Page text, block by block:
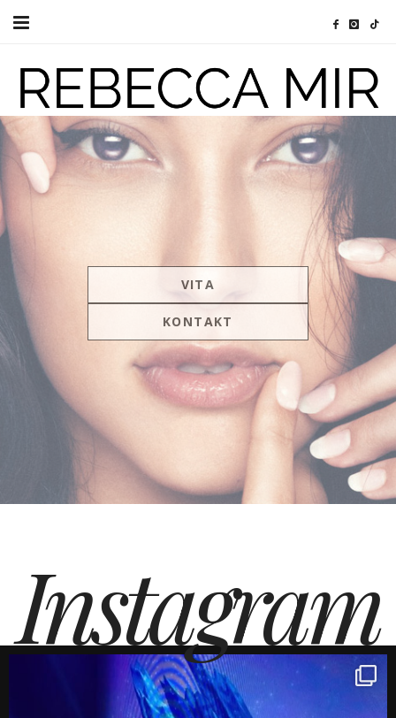
Home
Vita
Kontakt
Datenschutzerklärung
Impressum
VITA
KONTAKT
Instagram